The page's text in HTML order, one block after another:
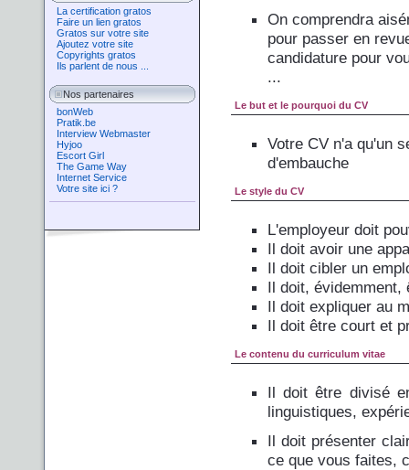
La certification gratos
Faire un lien gratos
Gratos sur votre site
Ajoutez votre site
Copyrights gratos
Ils parlent de nous ...
Nos partenaires
bonWeb
Pratik.be
Interview Webmaster
Hyjoo
Escort Girl
The Game Way
Internet Service
Votre site ici ?
On comprendra
pour passer en
candidature pour
...
Le but et le pourquoi du CV
Votre CV n'a qu'un
d'embauche
Le style du CV
L'employeur doit
Il doit avoir une
Il doit cibler un
Il doit, évidemment,
Il doit expliquer au
Il doit être court et
Le contenu du curriculum vitae
Il doit être divisé
linguistiques,
Il doit présenter
ce que vous faites,